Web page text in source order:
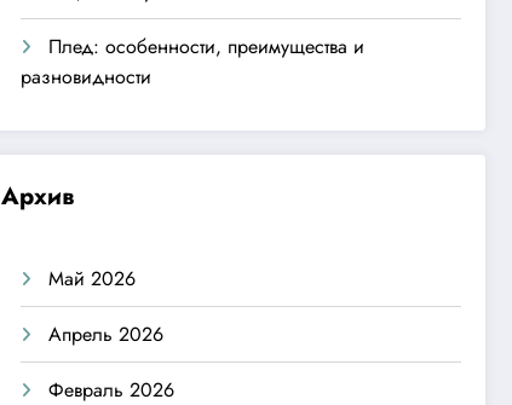
Плед: особенности, преимущества и
разновидности
Архив
Май 2026
Апрель 2026
Февраль 2026